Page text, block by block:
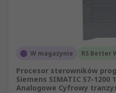
W magazynie RS Better
Procesor sterowników
Siemens SIMATIC S7-
Analogowe Cyfrowy